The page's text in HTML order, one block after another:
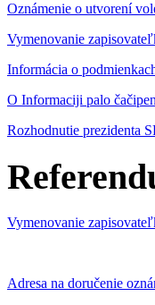
Oznámenie o utvorení
Vymenovanie
Informácia o
O Informaciji palo
Rozhodnutie prezidenta
Vymenovanie
Adresa na doručenie